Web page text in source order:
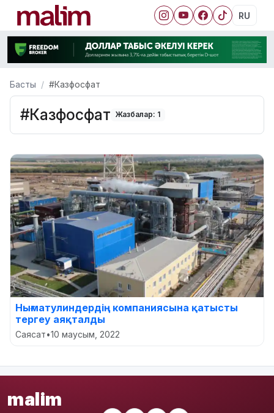
RU
Басты #Казфосфат
#Казфосфат Жазбалар: 1
Нығматулиндердің компаниясына қатысты
тергеу аяқталды
Саясат•10 маусым, 2022
malim